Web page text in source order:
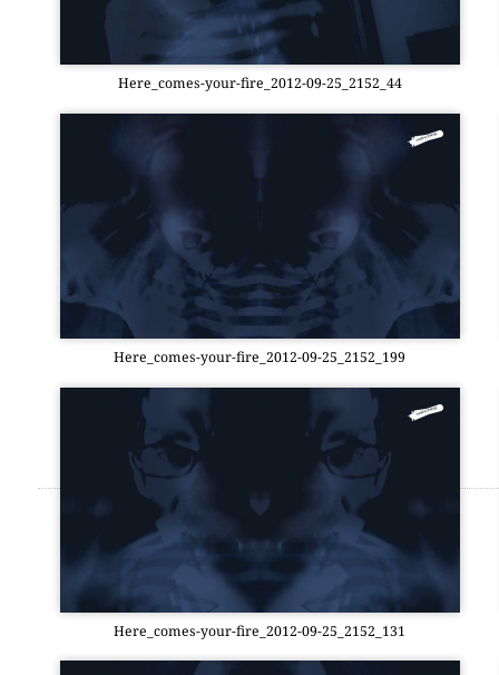
Here_­co­mes-your-fire_2012-09-25_2152_44
Here_­co­mes-your-fire_2012-09-25_2152_199
Here_­co­mes-your-fire_2012-09-25_2152_131